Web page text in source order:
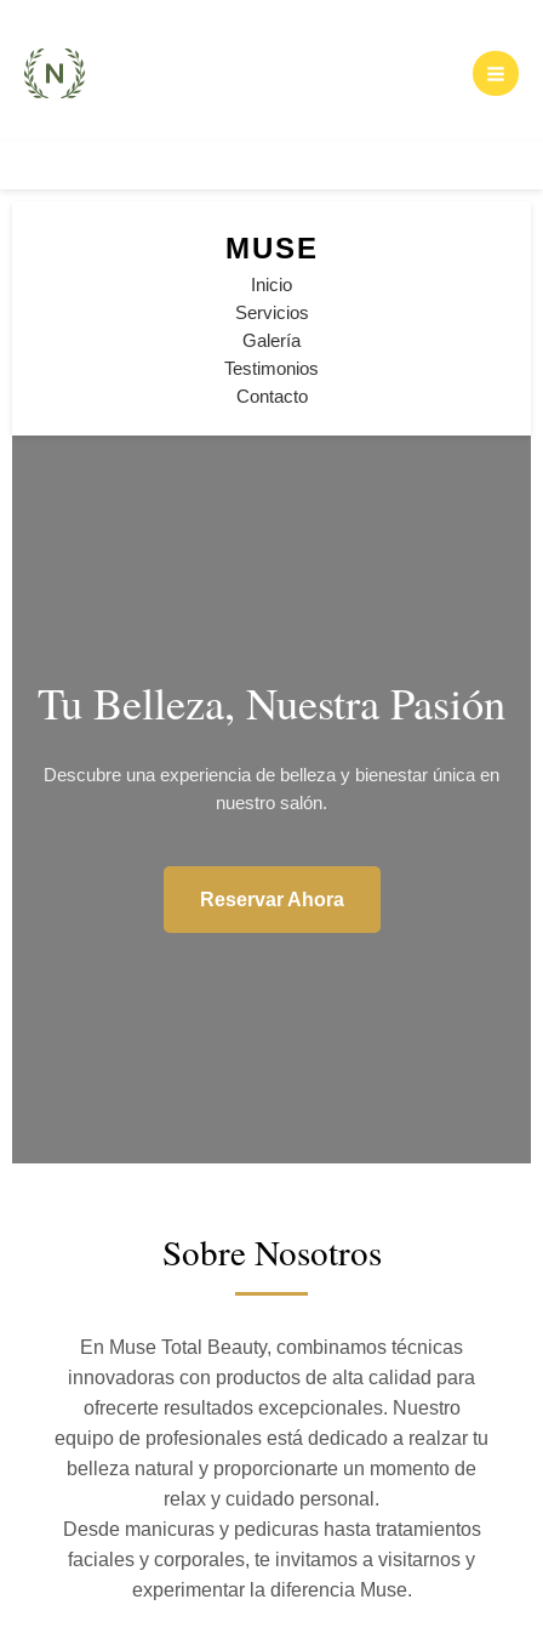
content
MUSE
Inicio
Servicios
Galería
Testimonios
Contacto
Tu Belleza, Nuestra Pasión
Descubre una experiencia de belleza y bienestar única en
nuestro salón.
Reservar Ahora
Sobre Nosotros
En Muse Total Beauty, combinamos técnicas
innovadoras con productos de alta calidad para
ofrecerte resultados excepcionales. Nuestro
equipo de profesionales está dedicado a realzar tu
belleza natural y proporcionarte un momento de
relax y cuidado personal.
Desde manicuras y pedicuras hasta tratamientos
faciales y corporales, te invitamos a visitarnos y
experimentar la diferencia Muse.